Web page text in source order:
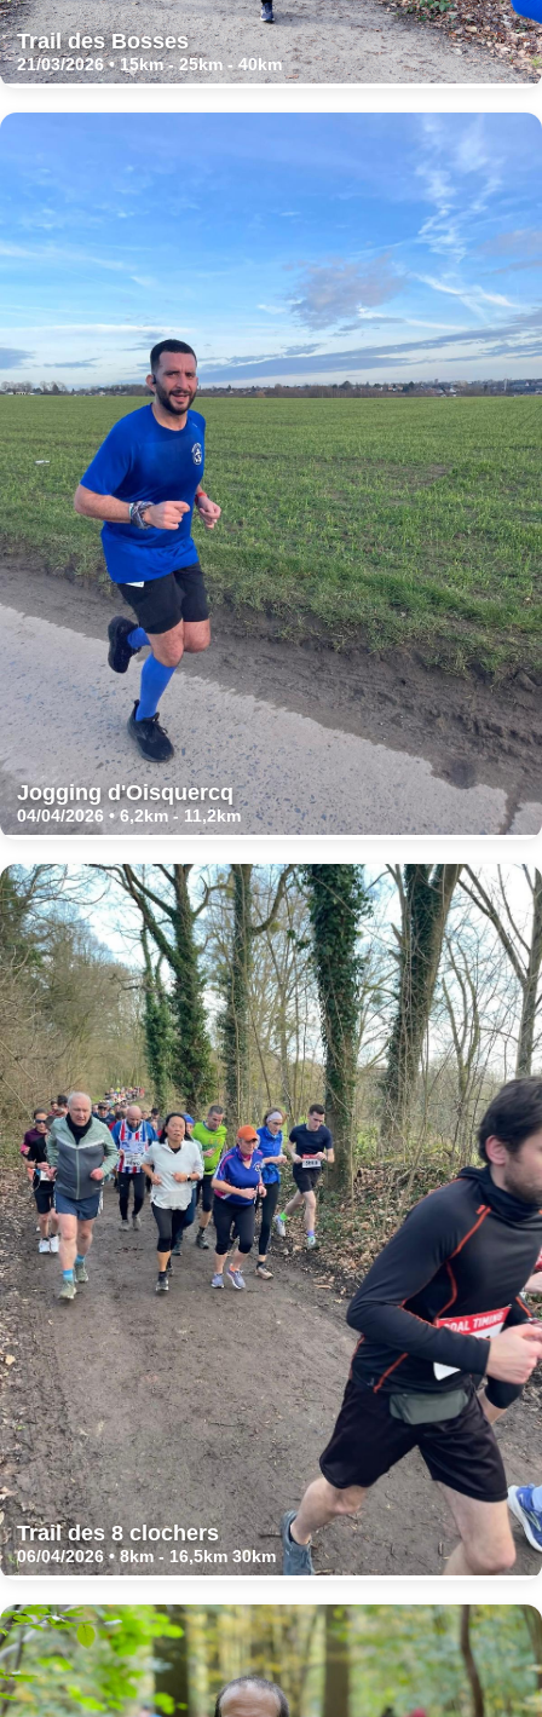
Trail des Bosses
21/03/2026 • 15km - 25km - 40km
Jogging d'Oisquercq
04/04/2026 • 6,2km - 11,2km
Trail des 8 clochers
06/04/2026 • 8km - 16,5km 30km